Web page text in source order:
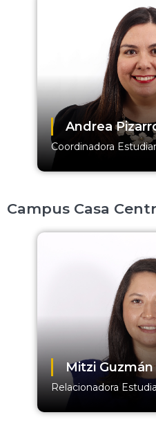
Andrea
Coordinadora
Campus Casa
Mitzi Guzmán
Relacionadora